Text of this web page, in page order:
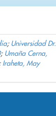
; Universidad Dr.
; Umaña Cerna,
Iraheta, May